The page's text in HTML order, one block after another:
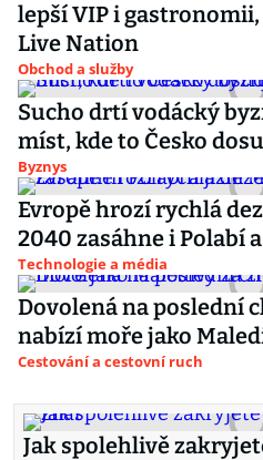
lepší VIP i
Live Nation
Obchod a služby
Sucho drtí vodácký
míst, kde to Česko
Byznys
Evropě hrozí rychlá
2040 zasáhne i Polabí
Technologie a média
Dovolená na poslední
nabízí moře jako
Cestování a cestovní ruch
Jak spolehlivě